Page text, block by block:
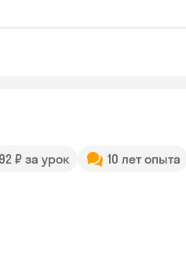
₽ за урок 10 лет опыта